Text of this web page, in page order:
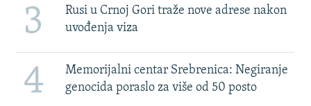
3
Rusi u Crnoj Gori traže nove adrese nakon
uvođenja viza
4
Memorijalni centar Srebrenica: Negiranje
genocida poraslo za više od 50 posto